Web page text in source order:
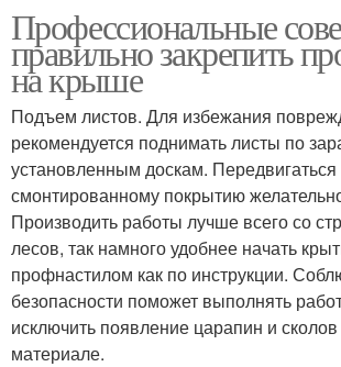
Профессиональные
правильно закрепить
на крыше
Подъем листов. Для избежания
рекомендуется поднимать листы по
установленным доскам.
смонтированному покрытию
Производить работы лучше всего со
лесов, так намного удобнее начать
профнастилом как по инструкции.
безопасности поможет выполнять
исключить появление царапин и
материале.